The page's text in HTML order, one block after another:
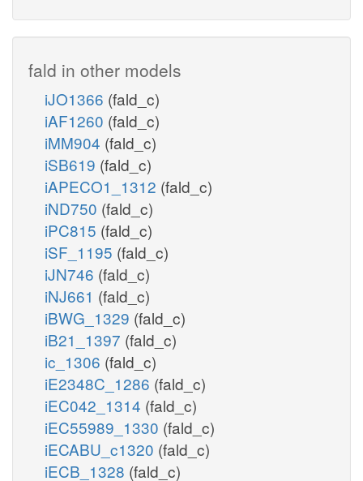
fald in other models
iJO1366 (fald_c)
iAF1260 (fald_c)
iMM904 (fald_c)
iSB619 (fald_c)
iAPECO1_1312 (fald_c)
iND750 (fald_c)
iPC815 (fald_c)
iSF_1195 (fald_c)
iJN746 (fald_c)
iNJ661 (fald_c)
iBWG_1329 (fald_c)
iB21_1397 (fald_c)
ic_1306 (fald_c)
iE2348C_1286 (fald_c)
iEC042_1314 (fald_c)
iEC55989_1330 (fald_c)
iECABU_c1320 (fald_c)
iECB_1328 (fald_c)